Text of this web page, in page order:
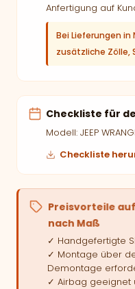
Anfertigung auf
Bei Lieferungen in
zusätzliche Zölle,
Checkliste für
Modell: JEEP
Checkliste
Preisvorteile
nach Maß
✓ Handgefertigte
✓ Montage über
Demontage
✓ Airbag geeignet